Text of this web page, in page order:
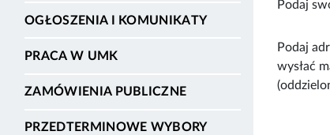
OGŁOSZENIA I KOMUNIKATY
PRACA W UMK
ZAMÓWIENIA PUBLICZNE
PRZEDTERMINOWE WYBORY
Podaj
Podaj
wysłać